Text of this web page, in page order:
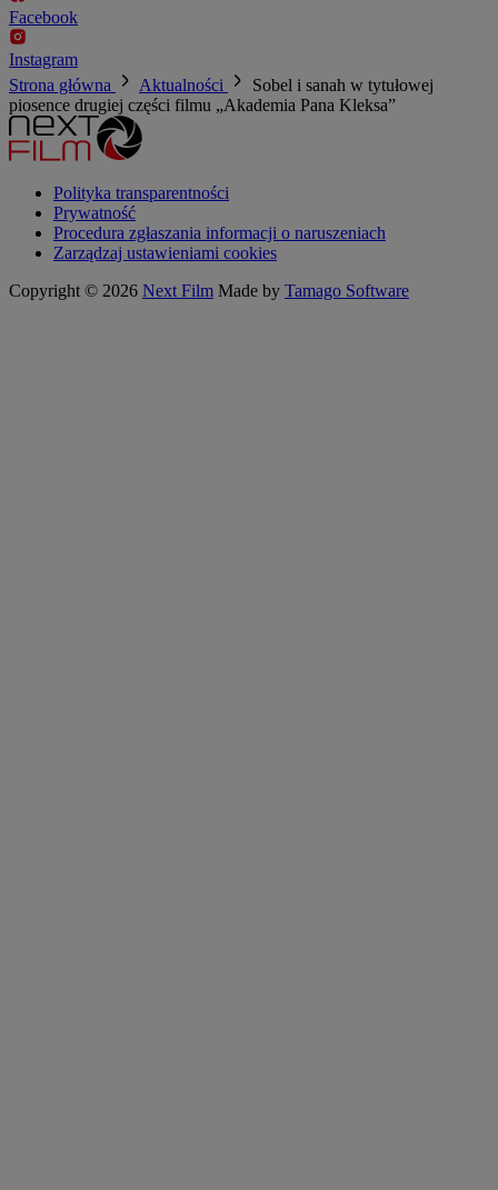
Facebook
Instagram
Strona główna
Aktualności
Sobel i sanah w tytułowej
piosence drugiej części filmu „Akademia Pana Kleksa”
Polityka transparentności
Prywatność
Procedura zgłaszania informacji o naruszeniach
Zarządzaj ustawieniami cookies
Copyright © 2026 Next Film Made by Tamago Software